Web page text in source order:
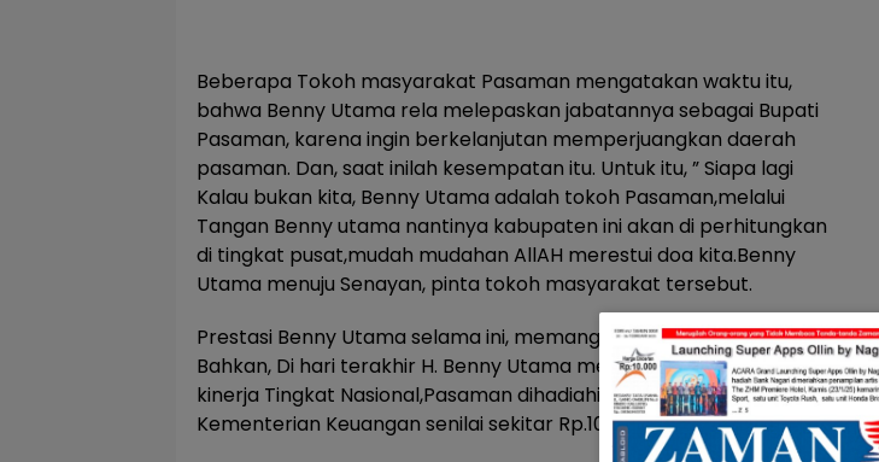
Beberapa Tokoh masyarakat Pasaman mengatakan waktu itu,
bahwa Benny Utama rela melepaskan jabatannya sebagai Bupati
Pasaman, karena ingin berkelanjutan memperjuangkan daerah
pasaman. Dan, saat inilah kesempatan itu. Untuk itu, ” Siapa lagi
Kalau bukan kita, Benny Utama adalah tokoh Pasaman,melalui
Tangan Benny utama nantinya kabupaten ini akan di perhitungkan
di tingkat pusat,mudah mudahan AllAH merestui doa kita.Benny
Utama menuju Senayan, pinta tokoh masyarakat tersebut.
Prestasi Benny Utama selama ini, memang diakui secara nasional.
Bahkan, Di hari terakhir H. Benny Utama menjabat , satu prestasi
kinerja Tingkat Nasional,Pasaman dihadiahi Dana Insentf Fiskal dari
Kementerian Keuangan senilai sekitar Rp.10 milyar, jelasnya.